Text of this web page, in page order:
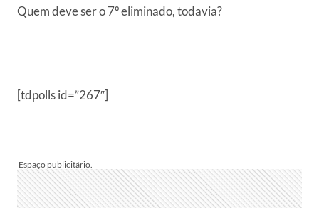
Quem deve ser o 7º eliminado, todavia?
[tdpolls id=”267″]